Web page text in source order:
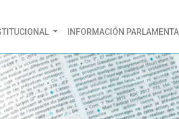
INFORMACIÓN